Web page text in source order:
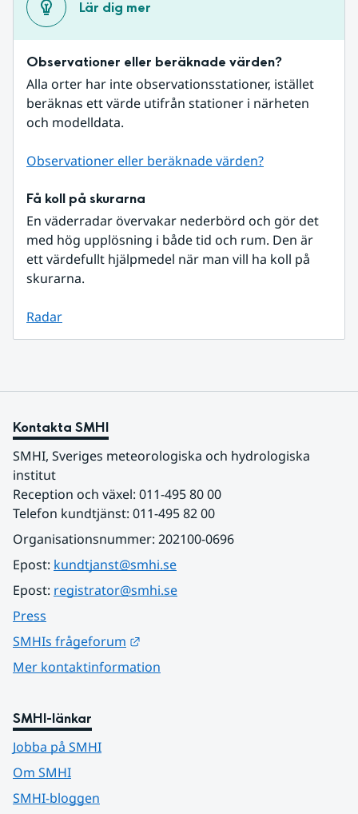
Lär dig mer
Observationer eller beräknade värden?
Alla orter har inte observationsstationer, istället
beräknas ett värde utifrån stationer i närheten
och modelldata.
Observationer eller beräknade värden?
Få koll på skurarna
En väderradar övervakar nederbörd och gör det
med hög upplösning i både tid och rum. Den är
ett värdefullt hjälpmedel när man vill ha koll på
skurarna.
Radar
Kontakta SMHI
SMHI, Sveriges meteorologiska och hydrologiska
institut
Reception och växel: 011-495 80 00
Telefon kundtjänst: 011-495 82 00
Organisationsnummer: 202100-0696
Epost: kundtjanst@smhi.se
Epost: registrator@smhi.se
Press
SMHIs frågeforum
Mer kontaktinformation
SMHI-länkar
Jobba på SMHI
Om SMHI
SMHI-bloggen